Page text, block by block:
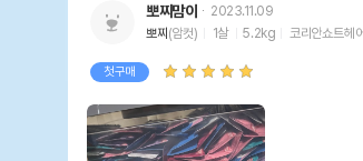
뽀찌맘이
2023.11.09
뽀찌(암컷) 1살 5.2kg 코리안쇼트헤
첫구매